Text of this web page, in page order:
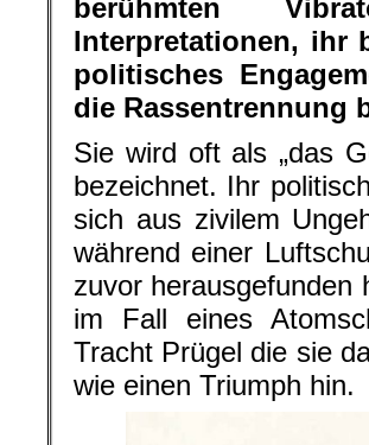
berühmten
Interpretationen, ihr
politisches
die Rassentrennung
Sie wird oft als „das
bezeichnet. Ihr
sich aus zivilem
während einer
zuvor herausgefunden
im Fall eines
Tracht Prügel die sie
wie einen Triumph hin.